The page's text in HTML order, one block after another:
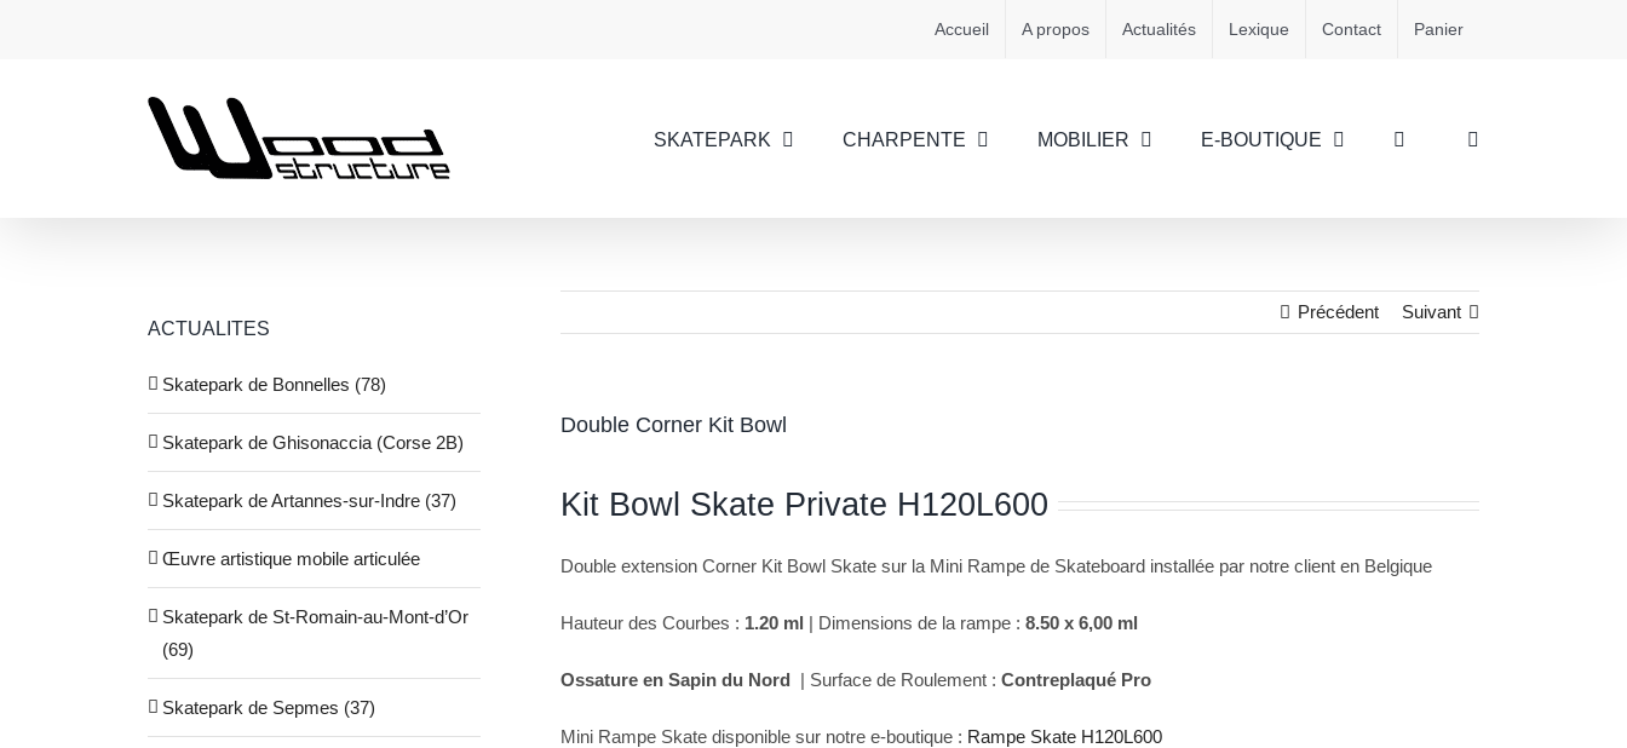
Accueil A propos Actualités Lexique Contact Panier
SKATEPARK CHARPENTE MOBILIER E-BOUTIQUE
Précédent Suivant
Double Corner Kit Bowl
Kit Bowl Skate Private H120L600
Double extension Corner Kit Bowl Skate sur la Mini Rampe de Skateboard installée par notre client en Belgique
Hauteur des Courbes : 1.20 ml | Dimensions de la rampe : 8.50 x 6,00 ml
Ossature en Sapin du Nord | Surface de Roulement : Contreplaqué Pro
Mini Rampe Skate disponible sur notre e-boutique : Rampe Skate H120L600
ACTUALITES
Skatepark de Bonnelles (78)
Skatepark de Ghisonaccia (Corse 2B)
Skatepark de Artannes-sur-Indre (37)
Œuvre artistique mobile articulée
Skatepark de St-Romain-au-Mont-d’Or
(69)
Skatepark de Sepmes (37)